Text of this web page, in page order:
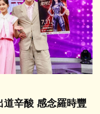
道辛酸 感念羅時豐